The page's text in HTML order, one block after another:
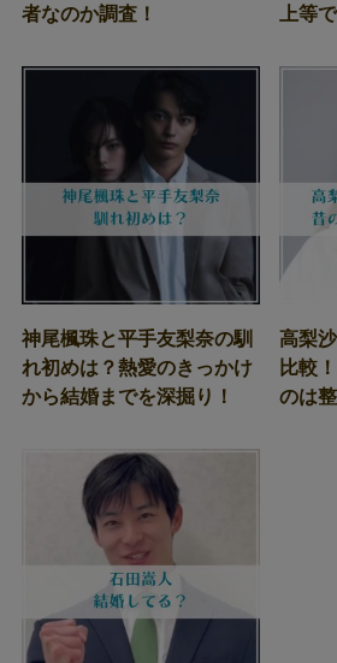
者なのか調査！
上等
神尾楓珠と平手友梨奈の馴
れ初めは？熱愛のきっかけ
から結婚までを深掘り！
高梨
比較
のは